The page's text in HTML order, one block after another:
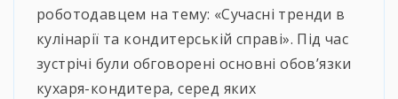
роботодавцем на тему: «Сучасні тренди в
кулінарії та кондитерській справі». Під час
зустрічі були обговорені основні обов’язки
кухаря-кондитера, серед яких